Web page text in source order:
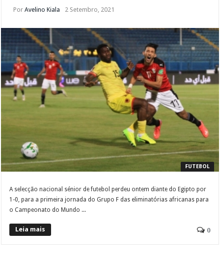
PorAvelino Kiala 2 Setembro, 2021
FUTEBOL
A selecção nacional sénior de futebol perdeu ontem diante do Egipto por
1-0, para a primeira jornada do Grupo F das eliminatórias africanas para
o Campeonato do Mundo ...
Leia mais 0